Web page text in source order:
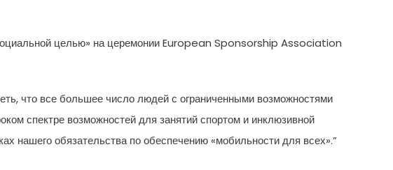
целью» на церемонии European Sponsorship Association
что все большее число людей с ограниченными возможностями
спектре возможностей для занятий спортом и инклюзивной
нашего обязательства по обеспечению «мобильности для всех».”